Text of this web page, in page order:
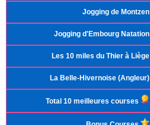
Jogging de Montzen
Jogging d'Embourg Natation
Les 10 miles du Thier à Liège
La Belle-Hivernoise (Angleur)
Total 10 meilleures courses